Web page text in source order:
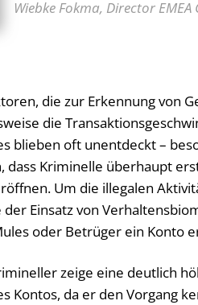
Wiebke Fokma, Director
die zur Erkennung von
die
blieben oft unentdeckt –
dass Kriminelle überhaupt
Um die illegalen
Einsatz von
oder Betrüger ein Konto
zeige eine deutlich
Kontos, da er den